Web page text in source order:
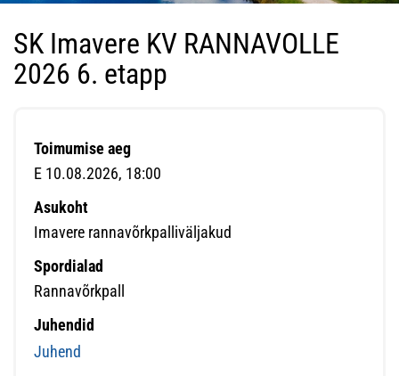
SK Imavere KV RANNAVOLLE
2026 6. etapp
Toimumise aeg
E 10.08.2026, 18:00
Asukoht
Imavere rannavõrkpalliväljakud
Spordialad
Rannavõrkpall
Juhendid
Juhend